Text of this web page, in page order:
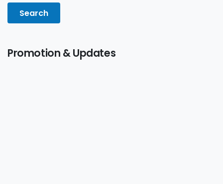
Promotion & Updates